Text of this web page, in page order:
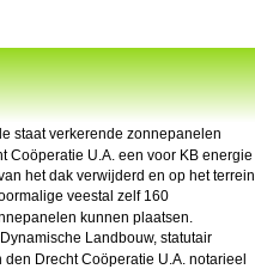
staat verkerende zonnepanelen
Coöperatie U.A. een voor KB energie
het dak verwijderd en op het terrein
veestal zelf 160
kunnen plaatsen.
Landbouw, statutair
Drecht Coöperatie U.A. notarieel